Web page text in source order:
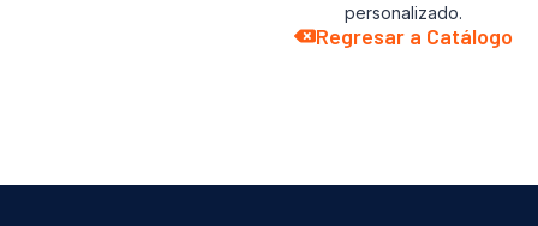
personalizado.
Regresar a Catálogo